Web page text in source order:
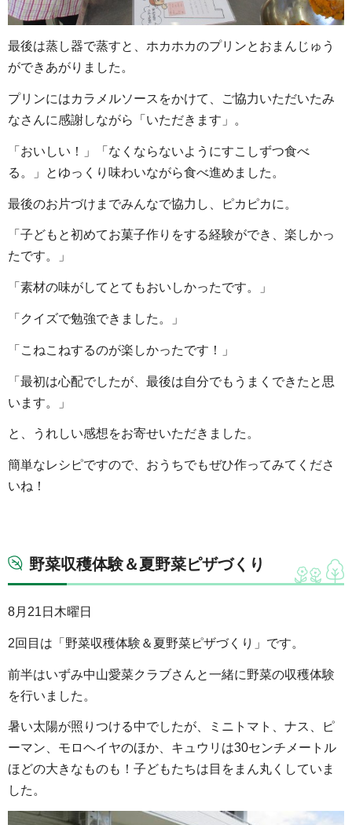
最後は蒸し器で蒸すと、ホカホカのプリンとおまんじゅう
ができあがりました。
プリンにはカラメルソースをかけて、ご協力いただいたみ
なさんに感謝しながら「いただきます」。
「おいしい！」「なくならないようにすこしずつ食べ
る。」とゆっくり味わいながら食べ進めました。
最後のお片づけまでみんなで協力し、ピカピカに。
「子どもと初めてお菓子作りをする経験ができ、楽しかっ
たです。」
「素材の味がしてとてもおいしかったです。」
「クイズで勉強できました。」
「こねこねするのが楽しかったです！」
「最初は心配でしたが、最後は自分でもうまくできたと思
います。」
と、うれしい感想をお寄せいただきました。
簡単なレシピですので、おうちでもぜひ作ってみてくださ
いね！
野菜収穫体験＆夏野菜ピザづくり
8月21日木曜日
2回目は「野菜収穫体験＆夏野菜ピザづくり」です。
前半はいずみ中山愛菜クラブさんと一緒に野菜の収穫体験
を行いました。
暑い太陽が照りつける中でしたが、ミニトマト、ナス、ピ
ーマン、モロヘイヤのほか、キュウリは30センチメートル
ほどの大きなものも！子どもたちは目をまん丸くしていま
した。